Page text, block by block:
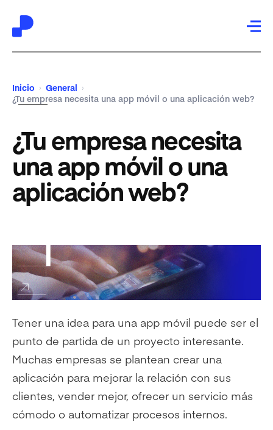
principal
contenido
Inicio › General ›
¿Tu empresa necesita una app móvil o una aplicación web?
¿Tu empresa necesita
una app móvil o una
aplicación web?
Tener una idea para una app móvil puede ser el
punto de partida de un proyecto interesante.
Muchas empresas se plantean crear una
aplicación para mejorar la relación con sus
clientes, vender mejor, ofrecer un servicio más
cómodo o automatizar procesos internos.